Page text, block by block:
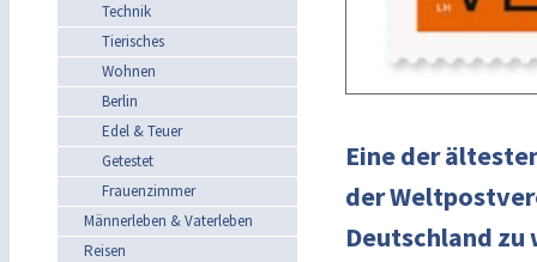
Technik
Tierisches
Wohnen
Berlin
Edel & Teuer
Getestet
Frauenzimmer
Männerleben & Vaterleben
Reisen
Eine der
der
Deutschland zu